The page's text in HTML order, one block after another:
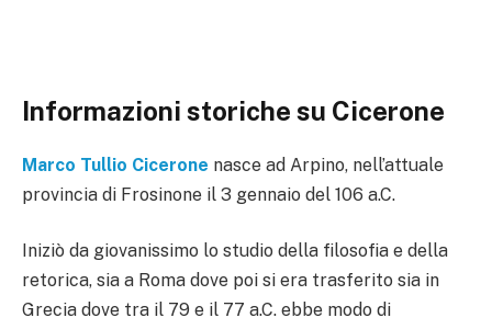
Informazioni storiche su Cicerone
Marco Tullio Cicerone nasce ad Arpino, nell’attuale
provincia di Frosinone il 3 gennaio del 106 a.C.
Iniziò da giovanissimo lo studio della filosofia e della
retorica, sia a Roma dove poi si era trasferito sia in
Grecia dove tra il 79 e il 77 a.C. ebbe modo di